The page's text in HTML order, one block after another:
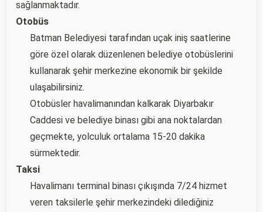
sağlanmaktadır.
Otobüs
Batman Belediyesi tarafından uçak iniş saatlerine
göre özel olarak düzenlenen belediye otobüslerini
kullanarak şehir merkezine ekonomik bir şekilde
ulaşabilirsiniz.
Otobüsler havalimanından kalkarak Diyarbakır
Caddesi ve belediye binası gibi ana noktalardan
geçmekte, yolculuk ortalama 15-20 dakika
sürmektedir.
Taksi
Havalimanı terminal binası çıkışında 7/24 hizmet
veren taksilerle şehir merkezindeki dilediğiniz